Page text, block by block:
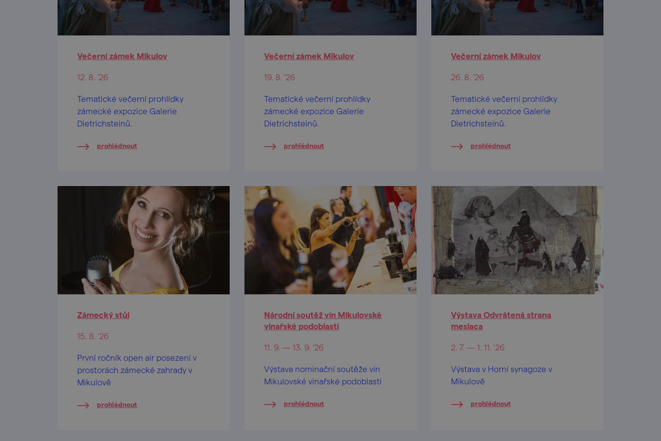
Večerní zámek Mikulov
12. 8. '26
Tematické večerní prohlídky
zámecké expozice Galerie
Dietrichsteinů.
prohlédnout
Večerní zámek Mikulov
19. 8. '26
Tematické večerní prohlídky
zámecké expozice Galerie
Dietrichsteinů.
prohlédnout
Večerní zámek Mikulov
26. 8. '26
Tematické večerní prohlídky
zámecké expozice Galerie
Dietrichsteinů.
prohlédnout
Zámecký stůl
15. 8. '26
První ročník open air posezení v
prostorách zámecké zahrady v
Mikulově
prohlédnout
Národní soutěž vín Mikulovské
vinařské podoblasti
11. 9. — 13. 9. '26
Výstava nominační soutěže vín
Mikulovské vinařské podoblasti
prohlédnout
Výstava Odvrátená strana
mesiaca
2. 7. — 1. 11. '26
Výstava v Horní synagoze v
Mikulově
prohlédnout